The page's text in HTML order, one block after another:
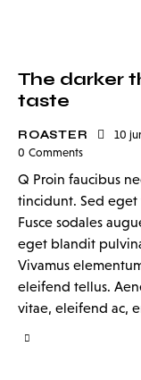
The darker
taste
ROASTER 10
0 Comments
Q Proin faucibus
tincidunt. Sed eget
Fusce sodales
eget blandit
Vivamus
eleifend tellus.
vitae, eleifend ac,